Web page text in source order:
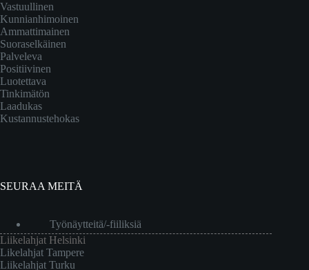
Vastuullinen
Kunnianhimoinen
Ammattimainen
Suoraselkäinen
Palveleva
Positiivinen
Luotettava
Tinkimätön
Laadukas
Kustannustehokas
SEURAA MEITÄ
Työnäytteitä/-fiiliksiä
Liikelahjat Helsinki
Likelahjat Tampere
Liikelahjat Turku